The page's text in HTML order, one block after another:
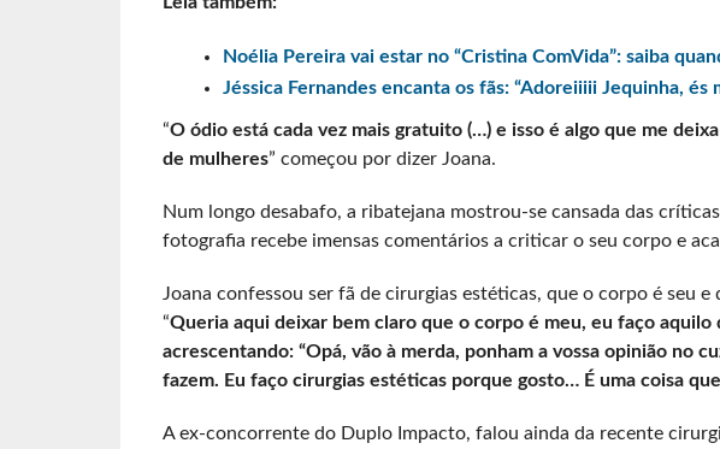
Noélia Pereira vai estar no “Cristina ComVida”: saiba
Jéssica Fernandes encanta os fãs: “Adoreiiiii Jequinha, és
“O ódio está cada vez mais gratuito (…) e isso é algo que me
de mulheres” começou por dizer Joana.
Num longo desabafo, a ribatejana mostrou-se cansada das
fotografia recebe imensas comentários a criticar o seu corpo e
Joana confessou ser fã de cirurgias estéticas, que o corpo é seu
“Queria aqui deixar bem claro que o corpo é meu, eu faço aquilo
acrescentando: “Opá, vão à merda, ponham a vossa opinião no
fazem. Eu faço cirurgias estéticas porque gosto… É uma coisa
A ex-concorrente do Duplo Impacto, falou ainda da recente